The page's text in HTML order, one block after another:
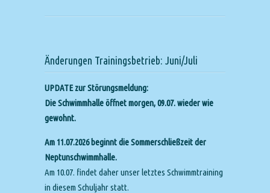
Änderungen Trainingsbetrieb: Juni/Juli
UPDATE zur Störungsmeldung:
Die Schwimmhalle öffnet morgen, 09.07. wieder wie
gewohnt.
Am 11.07.2026 beginnt die Sommerschließzeit der
Neptunschwimmhalle.
Am 10.07. findet daher unser letztes Schwimmtraining
in diesem Schuljahr statt.